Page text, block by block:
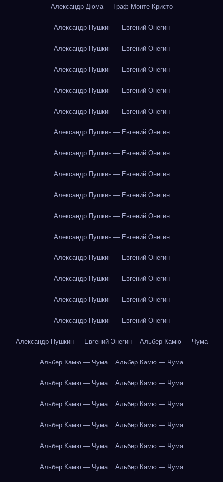
Александр Дюма — Граф Монте-Кристо
Александр Пушкин — Евгений Онегин
Александр Пушкин — Евгений Онегин
Александр Пушкин — Евгений Онегин
Александр Пушкин — Евгений Онегин
Александр Пушкин — Евгений Онегин
Александр Пушкин — Евгений Онегин
Александр Пушкин — Евгений Онегин
Александр Пушкин — Евгений Онегин
Александр Пушкин — Евгений Онегин
Александр Пушкин — Евгений Онегин
Александр Пушкин — Евгений Онегин
Александр Пушкин — Евгений Онегин
Александр Пушкин — Евгений Онегин
Александр Пушкин — Евгений Онегин
Александр Пушкин — Евгений Онегин
Александр Пушкин — Евгений Онегин Альбер Камю — Чума
Альбер Камю — Чума Альбер Камю — Чума
Альбер Камю — Чума Альбер Камю — Чума
Альбер Камю — Чума Альбер Камю — Чума
Альбер Камю — Чума Альбер Камю — Чума
Альбер Камю — Чума Альбер Камю — Чума
Альбер Камю — Чума Альбер Камю — Чума